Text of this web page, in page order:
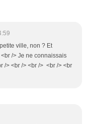
ville, non ? Et
/> Je ne connaissais
/> <br /> <br /> <br /> <br